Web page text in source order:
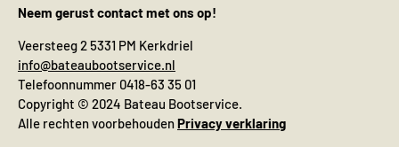
Neem gerust contact met ons op!
Veersteeg 2 5331 PM Kerkdriel
info@bateaubootservice.nl
Telefoonnummer 0418-63 35 01
Copyright © 2024 Bateau Bootservice.
Alle rechten voorbehoudenPrivacy verklaring